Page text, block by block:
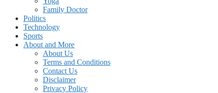
Family Doctor
Politics
Technology
Sports
About and More
About Us
Terms and Conditions
Contact Us
Disclaimer
Privacy Policy